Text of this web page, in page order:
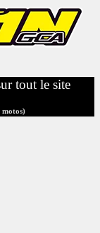
tout le site
motos)